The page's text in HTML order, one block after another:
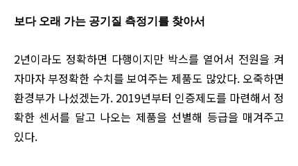
보다 오래 가는 공기질 측정기를 찾아서
2년이라도 정확하면 다행이지만 박스를 열어서 전원을 켜
자마자 부정확한 수치를 보여주는 제품도 많았다. 오죽하면
환경부가 나섰겠는가. 2019년부터 인증제도를 마련해서 정
확한 센서를 달고 나오는 제품을 선별해 등급을 매겨주고
있다.